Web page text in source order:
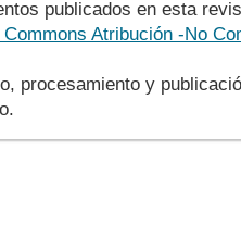
publicados en esta
Atribución -No
procesamiento y